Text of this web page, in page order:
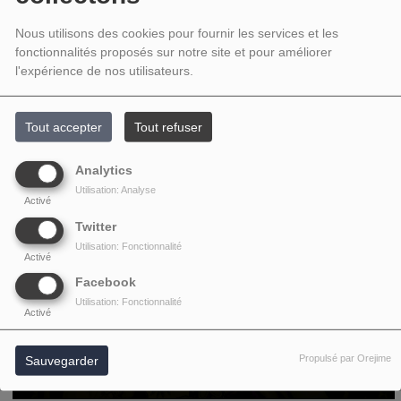
Nous utilisons des cookies pour fournir les services et les
fonctionnalités proposés sur notre site et pour améliorer
l'expérience de nos utilisateurs.
Tout accepter Tout refuser
Analytics
Activé
Utilisation: Analyse
Twitter
Activé
Utilisation: Fonctionnalité
Facebook
Activé
Utilisation: Fonctionnalité
Sauvegarder Propulsé par Orejime